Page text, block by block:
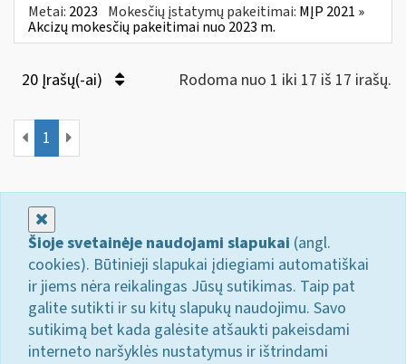
Metai: 2023 Mokesčių įstatymų pakeitimai: MĮP 2021 »
Akcizų mokesčių pakeitimai nuo 2023 m.
20 Įrašų(-ai) Rodoma nuo 1 iki 17 iš 17 irašų.
1
Šioje svetainėje naudojami slapukai (angl.
cookies). Būtinieji slapukai įdiegiami automatiškai
ir jiems nėra reikalingas Jūsų sutikimas. Taip pat
galite sutikti ir su kitų slapukų naudojimu. Savo
sutikimą bet kada galėsite atšaukti pakeisdami
interneto naršyklės nustatymus ir ištrindami